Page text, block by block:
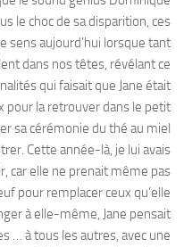
le choc de sa disparition, ces
aujourd’hui lorsque tant
dans nos têtes, révélant ce
qui faisait que Jane était
pour la retrouver dans le petit
sa cérémonie du thé au miel
Cette année-là, je lui avais
car elle ne prenait même pas
pour remplacer ceux qu’elle
à elle-même, Jane pensait
… à tous les autres, avec une